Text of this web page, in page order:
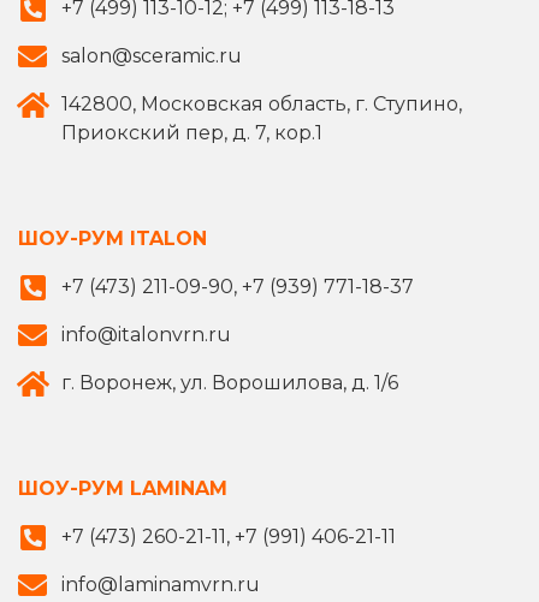
+7 (499) 113-10-12; +7 (499) 113-18-13
salon@sceramic.ru
142800, Московская область, г. Ступино,
Приокский пер, д. 7, кор.1
ШОУ-РУМ ITALON
+7 (473) 211-09-90, +7 (939) 771-18-37
info@italonvrn.ru
г. Воронеж, ул. Ворошилова, д. 1/6
ШОУ-РУМ LAMINAM
+7 (473) 260-21-11, +7 (991) 406-21-11
info@laminamvrn.ru